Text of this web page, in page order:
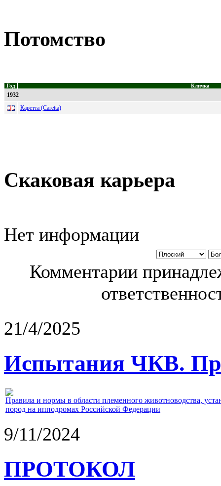
Потомство
Год Кличка
1932
Каретта (Caretta)
Скаковая карьера
Нет информации
Комментарии
21/4/2025
Испытания ЧКВ.
Правила и нормы в области племенного животноводства,
пород на ипподромах Российской Федерации
9/11/2024
ПРОТОКОЛ